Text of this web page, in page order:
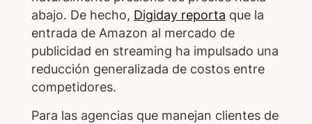
abajo. De hecho, Digiday reporta que la
entrada de Amazon al mercado de
publicidad en streaming ha impulsado una
reducción generalizada de costos entre
competidores.
Para las agencias que manejan clientes de